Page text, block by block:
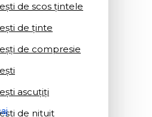
de scos țintele
de ținte
de compresie
ascuțiți
de nituit